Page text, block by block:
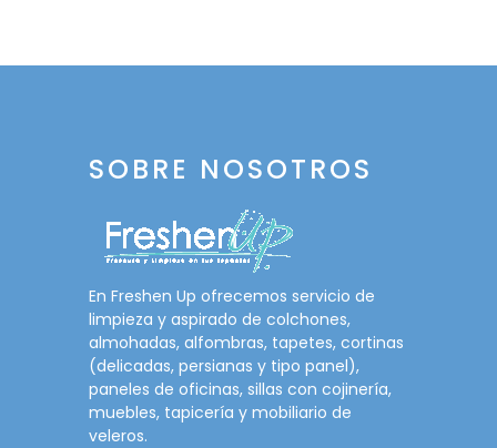
SOBRE NOSOTROS
En Freshen Up ofrecemos servicio de
limpieza y aspirado de colchones,
almohadas, alfombras, tapetes, cortinas
(delicadas, persianas y tipo panel),
paneles de oficinas, sillas con cojinería,
muebles, tapicería y mobiliario de
veleros.